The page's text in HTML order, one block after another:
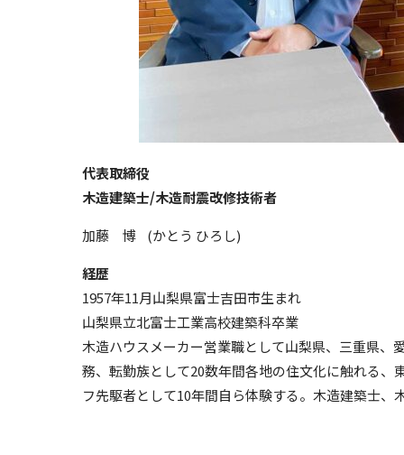
代表取締役
木造建築士/木造耐震改修技術者
加藤 博 (かとう ひろし)
経歴
1957年11月山梨県富士吉田市生まれ
山梨県立北富士工業高校建築科卒業
木造ハウスメーカー営業職として山梨県、三重県、
務、転勤族として20数年間各地の住文化に触れる、
フ先駆者として10年間自ら体験する。木造建築士